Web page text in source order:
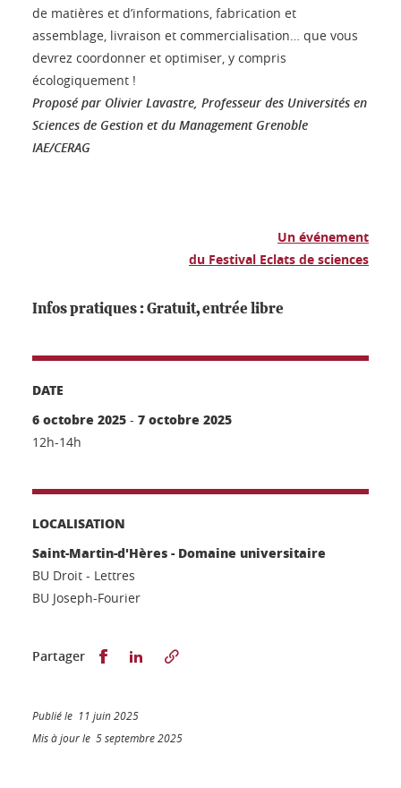
de matières et d’informations, fabrication et
assemblage, livraison et commercialisation… que vous
devrez coordonner et optimiser, y compris
écologiquement !
Proposé par Olivier Lavastre, Professeur des Universités en
Sciences de Gestion et du Management Grenoble
IAE/CERAG
Un événement
du Festival Eclats de sciences
Infos pratiques : Gratuit, entrée libre
DATE
6 octobre 2025 - 7 octobre 2025
12h-14h
LOCALISATION
Saint-Martin-d'Hères - Domaine universitaire
BU Droit - Lettres
BU Joseph-Fourier
Partager Partager sur Facebook
Partager sur LinkedIn
Publié le 11 juin 2025
Mis à jour le 5 septembre 2025